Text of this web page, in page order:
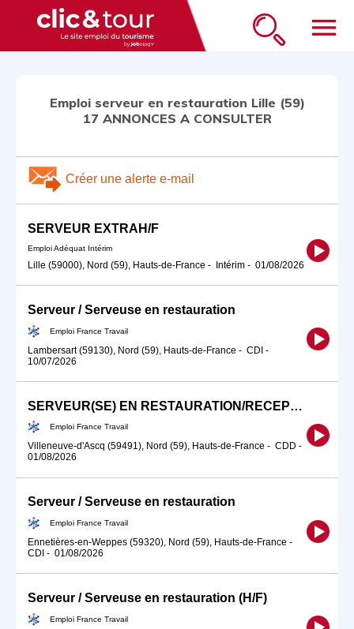
menu
Emploi serveur en restauration Lille (59)
17 ANNONCES A CONSULTER
Créer une alerte e-mail
SERVEUR EXTRAH/F
Emploi Adéquat Intérim
Lille (59000), Nord (59), Hauts-de-France - Intérim - 01/08/2026
Serveur / Serveuse en restauration
Emploi France Travail
Lambersart (59130), Nord (59), Hauts-de-France - CDI -
10/07/2026
SERVEUR(SE) EN RESTAURATION/RECEPTIONNISTE H/F EN ALTERNANCE (H/F)
Emploi France Travail
Villeneuve-d'Ascq (59491), Nord (59), Hauts-de-France - CDD -
01/08/2026
Serveur / Serveuse en restauration
Emploi France Travail
Ennetières-en-Weppes (59320), Nord (59), Hauts-de-France -
CDI - 01/08/2026
Serveur / Serveuse en restauration (H/F)
Emploi France Travail